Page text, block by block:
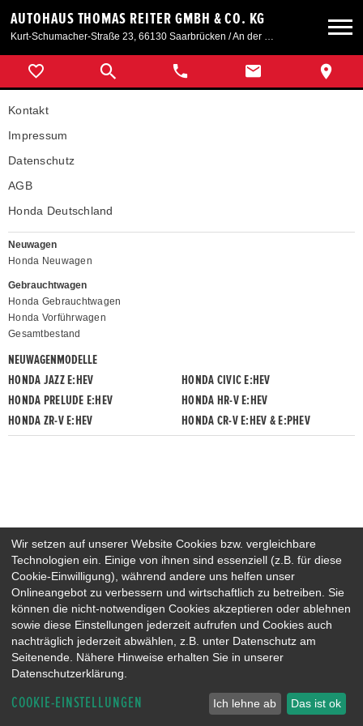
AUTOHAUS THOMAS REITER GMBH & CO. KG
Kurt-Schumacher-Straße 23, 66130 Saarbrücken / An der Windmühle 7, 66780 Siersburg
Neuwagen
Gebrauchtwagen
Angebote
Kontakt
Impressum
Datenschutz
AGB
Honda Deutschland
Neuwagen
Honda Neuwagen
Gebrauchtwagen
Honda Gebrauchtwagen
Honda Vorführwagen
Gesamtbestand
NEUWAGENMODELLE
HONDA JAZZ E:HEV
HONDA CIVIC E:HEV
HONDA PRELUDE E:HEV
HONDA HR-V E:HEV
HONDA ZR-V E:HEV
HONDA CR-V E:HEV & E:PHEV
Wir setzen auf unserer Website Cookies bzw. vergleichbare
Technologien ein. Einige von ihnen sind essenziell (z.B. für diese
Cookie-Einwilligung), während andere uns helfen unser
Onlineangebot zu verbessern und wirtschaftlich zu betreiben. Sie
können die nicht-notwendigen Cookies akzeptieren oder ablehnen
sowie diese Einstellungen jederzeit aufrufen und Cookies auch
nachträglich jederzeit abwählen, z.B. unter Datenschutz am
Seitenende. Nähere Hinweise erhalten Sie in unserer
Datenschutzerklärung.
COOKIE-EINSTELLUNGEN Ich lehne ab Das ist ok